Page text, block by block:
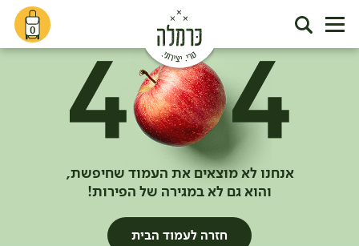
0
אנחנו לא מוצאים את העמוד שחיפשת,
והוא גם לא במגירה של הפירות!
חזרה לעמוד הבית